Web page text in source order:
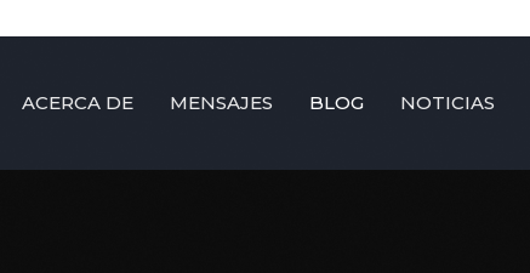
ACERCA DE MENSAJES BLOG NOTICIAS